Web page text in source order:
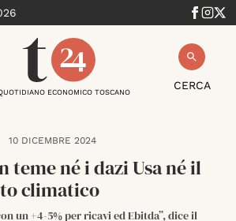
CERCA
ECONOMICO TOSCANO
10 DICEMBRE 2024
né i dazi Usa né il
climatico
un +4-5% per ricavi ed Ebitda”, dice il